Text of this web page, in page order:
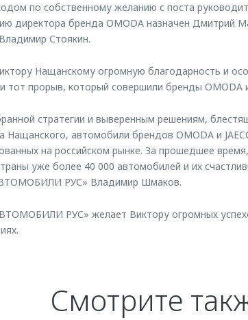
по собственному желанию с поста
директора бренда OMODA назначен Дмитрий
Стоякин.
Нащанскому огромную благодарность и
тот прорыв, который совершили бренды OMODA и
стратегии и выверенным решениям,
Нащанского, автомобили брендов OMODA и
на российском рынке. За прошедшее
уже более 40 000 автомобилей и их
РУС» Владимир Шмаков.
РУС» желает Виктору огромных
Смотрите